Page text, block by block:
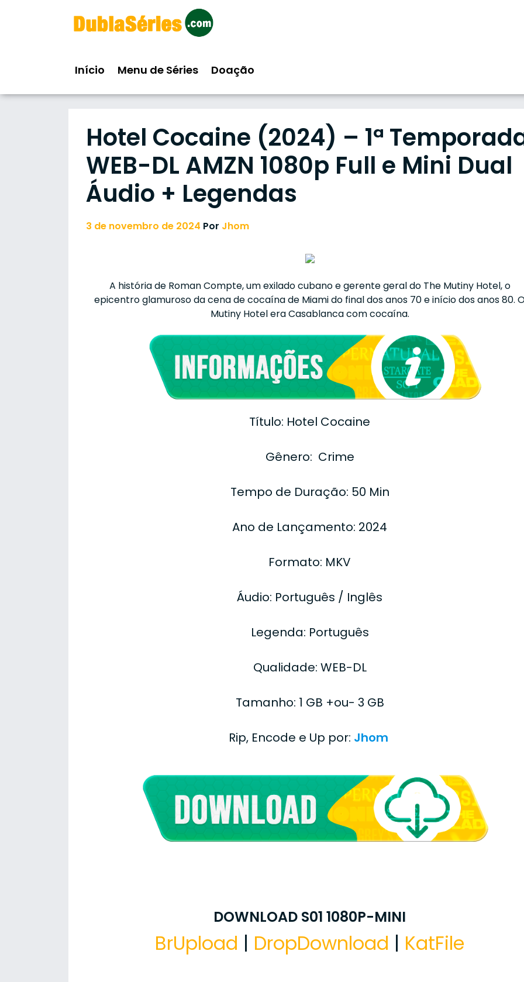
Início Menu de Séries Doação
Hotel Cocaine (2024) – 1ª
WEB-DL AMZN 1080p Full e Mini Dual
Áudio + Legendas
3 de novembro de 2024 Por Jhom
A história de Roman Compte, um exilado cubano e gerente geral do The Mutiny Hotel, o
epicentro glamuroso da cena de cocaína de Miami do final dos anos 70 e início dos anos 80.
Mutiny Hotel era Casablanca com cocaína.
Título: Hotel Cocaine
Gênero: Crime
Tempo de Duração: 50 Min
Ano de Lançamento: 2024
Formato: MKV
Áudio: Português / Inglês
Legenda: Português
Qualidade: WEB-DL
Tamanho: 1 GB +ou- 3 GB
Rip, Encode e Up por: Jhom
DOWNLOAD S01 1080P-MINI
BrUpload | DropDownload | KatFile